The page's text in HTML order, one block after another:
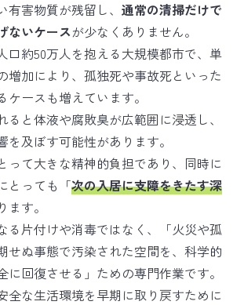
害物質が残留し、 通常の清掃だけで
ないケースが少なくありません。
口約50万人を抱える大規模都市で、単
増加により、孤独死や事故死といった
ケースも増えています。
ると体液や腐敗臭が広範囲に浸透し、
を及ぼす可能性があります。
って大きな精神的負担であり、同時に
とっても「次の入居に支障をきたす深
ます。
る片付けや消毒ではなく、「火災や孤
せぬ事態で汚染された空間を、科学的
に回復させる」ための専門作業です。
全な生活環境を早期に取り戻すために